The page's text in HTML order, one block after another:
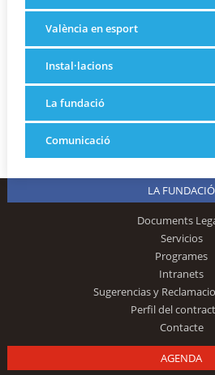
València en esport
Instal·lacions
La fundació
Comunicació
LA FUNDACIÓ
Documents
Servicios
Programes
Intranets
Sugerencias y
Perfil del
Contacte
AGENDA